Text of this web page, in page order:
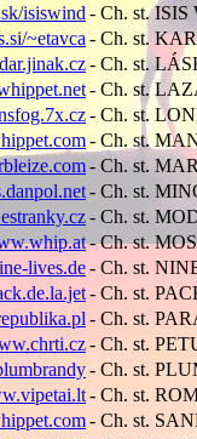
isiswind - Ch. st.
~etavca - Ch. st.
- Ch. st.
- Ch. st.
- Ch. st.
- Ch. st.
- Ch. st.
- Ch. st.
- Ch. st.
- Ch. st.
lives.de- Ch. st.
- Ch. st.
- Ch. st.
- Ch. st.
- Ch. st.
- Ch. st.
- Ch. st.